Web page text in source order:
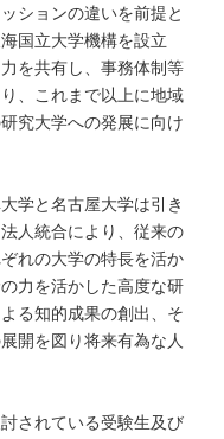
ションの違いを前提と
国立大学機構を設立
を共有し、事務体制等
、これまで以上に地域
究大学への発展に向け
学と名古屋大学は引き
人統合により、従来の
れの大学の特長を活か
力を活かした高度な研
る知的成果の創出、そ
開を図り将来有為な人
されている受験生及び